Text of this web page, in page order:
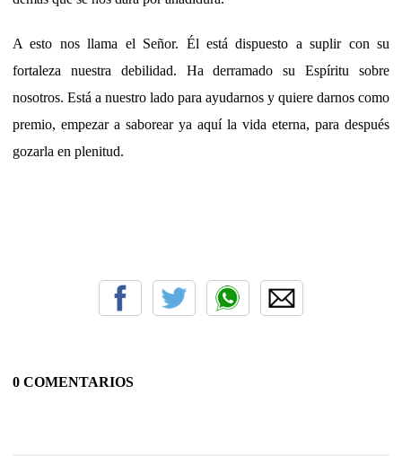
A esto nos llama el Señor. Él está dispuesto a suplir con su
fortaleza nuestra debilidad. Ha derramado su Espíritu sobre
nosotros. Está a nuestro lado para ayudarnos y quiere darnos como
premio, empezar a saborear ya aquí la vida eterna, para después
gozarla en plenitud.
0 COMENTARIOS